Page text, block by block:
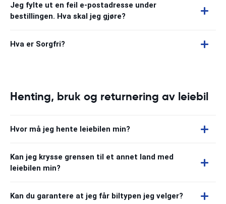
Jeg fylte ut en feil e-postadresse under
bestillingen. Hva skal jeg gjøre?
Hva er Sorgfri?
Henting, bruk og returnering av leiebil
Hvor må jeg hente leiebilen min?
Kan jeg krysse grensen til et annet land med
leiebilen min?
Kan du garantere at jeg får biltypen jeg velger?